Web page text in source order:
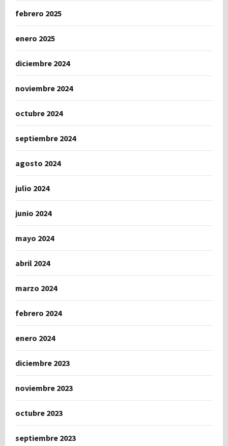
febrero 2025
enero 2025
diciembre 2024
noviembre 2024
octubre 2024
septiembre 2024
agosto 2024
julio 2024
junio 2024
mayo 2024
abril 2024
marzo 2024
febrero 2024
enero 2024
diciembre 2023
noviembre 2023
octubre 2023
septiembre 2023